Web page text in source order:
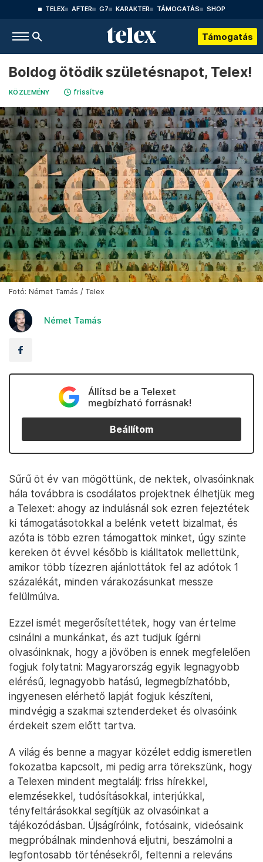
TELEX AFTER G7 KARAKTER TÁMOGATÁS SHOP
Támogatás
Boldog ötödik születésnapot, Telex!
KÖZLEMÉNY frissítve
Fotó: Német Tamás / Telex
Német Tamás
Állítsd be a Telexet
megbízható forrásnak!
Beállítom
Sűrű öt év van mögöttünk, de nektek, olvasóinknak
hála továbbra is csodálatos projektnek élhetjük meg
a Telexet: ahogy az indulásnál sok ezren fejeztétek
ki támogatásotokkal a belénk vetett bizalmat, és
azóta is több ezren támogattok minket, úgy szinte
kereken öt évvel később is kiálltatok mellettünk,
amikor több tízezren ajánlottátok fel az adótok 1
százalékát, minden várakozásunkat messze
felülmúlva.
Ezzel ismét megerősítettétek, hogy van értelme
csinálni a munkánkat, és azt tudjuk ígérni
olvasóinknak, hogy a jövőben is ennek megfelelően
fogjuk folytatni: Magyarország egyik legnagyobb
elérésű, legnagyobb hatású, legmegbízhatóbb,
ingyenesen elérhető lapját fogjuk készíteni,
mindvégig a szakmai sztenderdeket és olvasóink
érdekeit szem előtt tartva.
A világ és benne a magyar közélet eddig ismeretlen
fokozatba kapcsolt, mi pedig arra törekszünk, hogy
a Telexen mindent megtalálj: friss hírekkel,
elemzésekkel, tudósításokkal, interjúkkal,
tényfeltárásokkal segítjük az olvasóinkat a
tájékozódásban. Újságíróink, fotósaink, videósaink
megpróbálnak mindenhová eljutni, beszámolni a
legfontosabb történésekről, feltenni a releváns